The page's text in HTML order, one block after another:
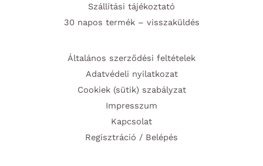
Szállítási tájékoztató
30 napos termék – visszaküldés
Általános szerződési feltételek
Adatvédeli nyilatkozat
Cookiek (sütik) szabályzat
Impresszum
Kapcsolat
Regisztráció / Belépés